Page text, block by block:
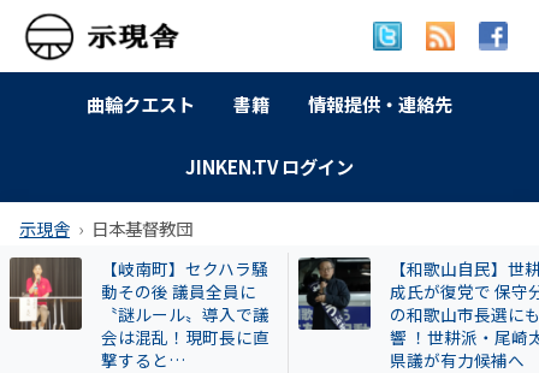
曲輪クエスト 書籍 情報提供・連絡先
JINKEN.TV ログイン
示現舎 日本基督教団
【岐南町】セクハラ騒
動その後 議員全員に
〝謎ルール〟導入で議
会は混乱！現町長に直
撃すると…
【和歌山自民】世
成氏が復党で 保守
の和歌山市長選に
響 ！世耕派・尾崎
県議が有力候補へ